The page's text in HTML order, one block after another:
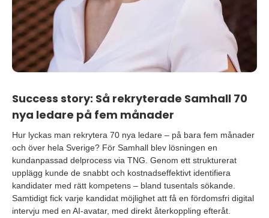
Success story: Så rekryterade Samhall 70
nya ledare på fem månader
Hur lyckas man rekrytera 70 nya ledare – på bara fem månader
och över hela Sverige? För Samhall blev lösningen en
kundanpassad delprocess via TNG. Genom ett strukturerat
upplägg kunde de snabbt och kostnadseffektivt identifiera
kandidater med rätt kompetens – bland tusentals sökande.
Samtidigt fick varje kandidat möjlighet att få en fördomsfri digital
intervju med en AI-avatar, med direkt återkoppling efteråt.